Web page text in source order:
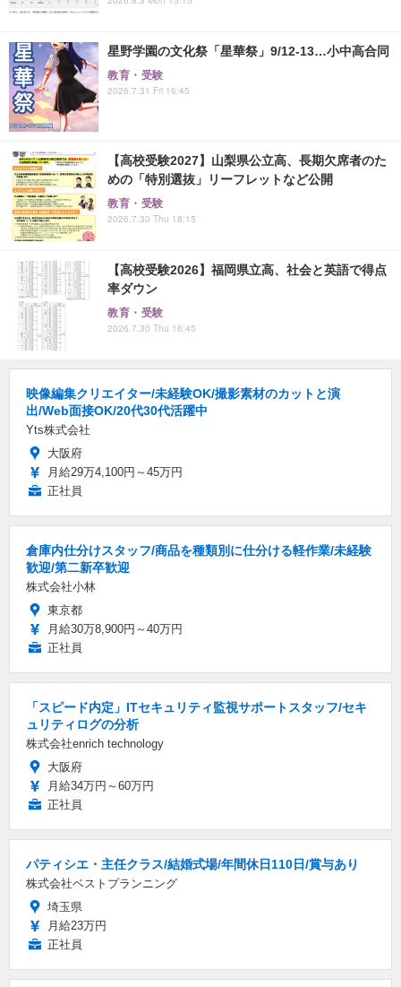
星野学園の文化祭「星華祭」9/12-13…小中高合同
教育・受験
2026.7.31 Fri 16:45
【高校受験2027】山梨県公立高、長期欠席者のた
めの「特別選抜」リーフレットなど公開
教育・受験
2026.7.30 Thu 18:15
【高校受験2026】福岡県立高、社会と英語で得点
率ダウン
教育・受験
2026.7.30 Thu 16:45
映像編集クリエイター/未経験OK/撮影素材のカットと演
出/Web面接OK/20代30代活躍中
Yts株式会社
大阪府
月給29万4,100円～45万円
正社員
倉庫内仕分けスタッフ/商品を種類別に仕分ける軽作業/未経験
歓迎/第二新卒歓迎
株式会社小林
東京都
月給30万8,900円～40万円
正社員
「スピード内定」ITセキュリティ監視サポートスタッフ/セキ
ュリティログの分析
株式会社enrich technology
大阪府
月給34万円～60万円
正社員
パティシエ・主任クラス/結婚式場/年間休日110日/賞与あり
株式会社ベストプランニング
埼玉県
月給23万円
正社員